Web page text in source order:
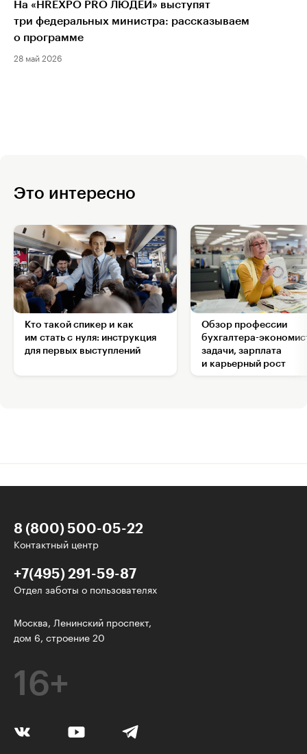
На «HREXPO PRO ЛЮДЕЙ» выступят
три федеральных министра: рассказываем
о программе
28 май 2026
Это интересно
Кто такой спикер и как
им стать с нуля: инструкция
для первых выступлений
Обзор профессии
бухгалтера-
задачи, зарплата
и карьерный рост
8 (800) 500-05-22
Контактный центр
+7(495) 291-59-87
Отдел заботы о пользователях
Москва, Ленинский проспект,
дом 6, строение 20
16+
Интересное - на почту!
Выберите тему рассылки
Дизайн
Программирование